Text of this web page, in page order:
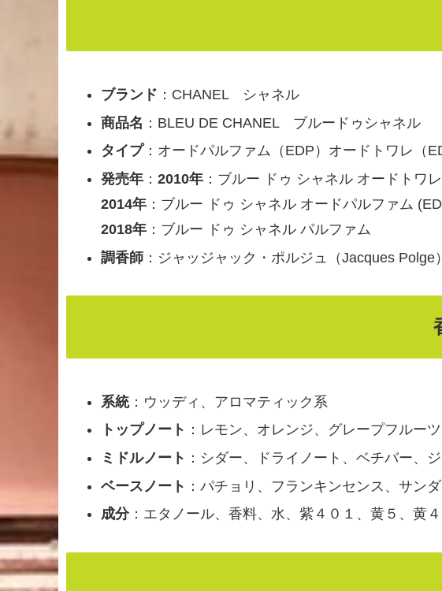
ブランド ：CHANEL シャネル
商品名 ：BLEU DE CHANEL ブルードゥシャネル
タイプ：オードパルファム（EDP）オードトワレ（
発売年： 2010年：ブルー ドゥ シャネル オードトワ
2014年：ブルー ドゥ シャネル オードパルファム
2018年：ブルー ドゥ シャネル パルファム
調香師：ジャッジャック・ポルジュ（Jacques Polge）
系統：ウッディ、アロマティック系
トップノート ：レモン、オレンジ、グレープフルー
ミドルノート ：シダー、ドライノート、ベチバー、
ベースノート ：パチョリ、フランキンセンス、サン
成分：エタノール、香料、水、紫４０１、黄５、黄４